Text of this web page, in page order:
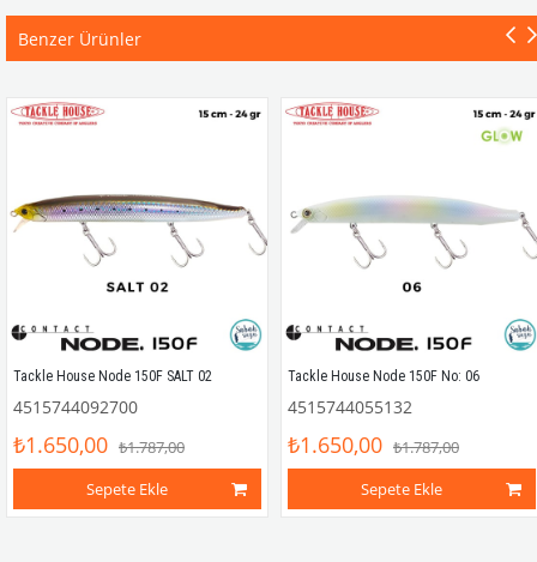
Benzer Ürünler
Tackle House Node 150F SALT 02
4515744092700
₺1.650,00 ₺1.787,00
Sepete Ekle
Tackle House Node 150F No: 06
4515744055132
₺1.650,00 ₺1.787,00
Sepete Ekle